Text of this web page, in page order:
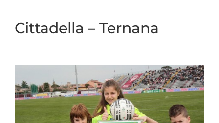
Cittadella – Ternana